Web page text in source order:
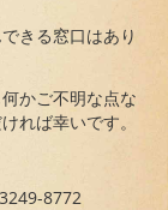
きる窓口はあり
かご不明な点な
れば幸いです。
8772